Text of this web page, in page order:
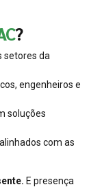
?
setores da
engenheiros e
soluções
com as
E presença